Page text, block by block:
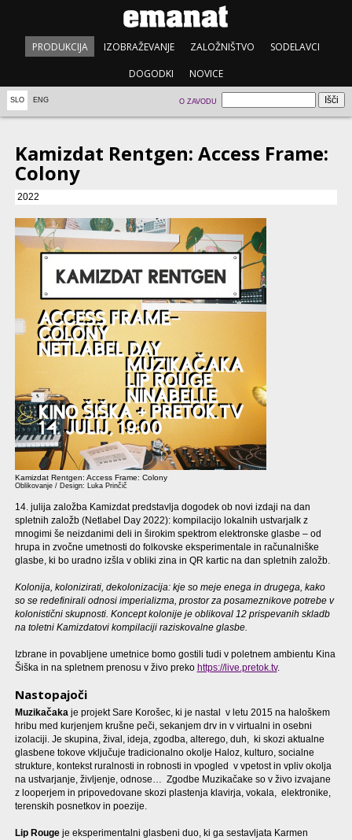
PRODUKCIJA IZOBRAŽEVANJE ZALOŽNIŠTVO SODELAVCI
DOGODKI NOVICE
SLO ENG O ZAVODU
Kamizdat Rentgen: Access Frame:
Colony
2022
Kamizdat Rentgen: Access Frame: Colony
Oblikovanje / Design: Luka Prinčič
14. julija založba Kamizdat predstavlja dogodek ob novi izdaji na dan
spletnih založb (Netlabel Day 2022): kompilacijo lokalnih ustvarjalk z
mnogimi še neizdanimi deli in širokim spektrom elektronske glasbe – od
hrupa in zvočne umetnosti do folkovske eksperimentale in računalniške
glasbe, ki bo uradno izšla v obliki zina in QR kartic na dan spletnih založb.
Kolonija, kolonizirati, dekolonizacija: kje so meje enega in drugega, kako
so se redefinirali odnosi imperializma, prostor za posameznikove potrebe v
kolonistični skupnosti. Koncept kolonije je oblikoval 12 prispevanih skladb
na toletni Kamizdatovi kompilaciji raziskovalne glasbe.
Izbrane in povabljene umetnice bomo gostili tudi v poletnem ambientu Kina
Šiška in na spletnem prenosu v živo preko https://live.pretok.tv.
Nastopajoči
Muzikačakaje projekt Sare Korošec, ki je nastal v letu 2015 na haloškem
hribu med kurjenjem krušne peči, sekanjem drv in v virtualni in osebni
izolaciji. Je skupina, žival, ideja, zgodba, alterego, duh, ki skozi aktualne
glasbene tokove vključuje tradicionalno okolje Haloz, kulturo, socialne
strukture, kontekst ruralnosti in robnosti in vpogled v vpetost in vpliv okolja
na ustvarjanje, življenje, odnose… Zgodbe Muzikačake so v živo izvajane
z looperjem in pripovedovane skozi plastenja klavirja, vokala, elektronike,
terenskih posnetkov in poezije.
Lip Rougeje eksperimentalni glasbeni duo, ki ga sestavljata Karmen